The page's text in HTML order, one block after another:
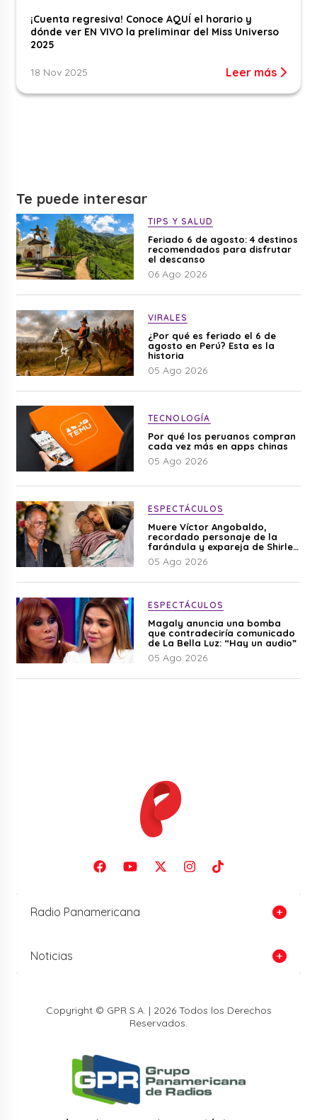
¡Cuenta regresiva! Conoce AQUÍ el horario y
dónde ver EN VIVO la preliminar del Miss Universo
2025
18 Nov 2025 Leer más
Te puede interesar
TIPS Y SALUD
Feriado 6 de agosto: 4 destinos
recomendados para disfrutar
el descanso
06 Ago 2026
VIRALES
¿Por qué es feriado el 6 de
agosto en Perú? Esta es la
historia
05 Ago 2026
TECNOLOGÍA
Por qué los peruanos compran
cada vez más en apps chinas
05 Ago 2026
ESPECTÁCULOS
Muere Víctor Angobaldo,
recordado personaje de la
farándula y expareja de Shirley
Cherres
05 Ago 2026
ESPECTÁCULOS
Magaly anuncia una bomba
que contradeciría comunicado
de La Bella Luz: “Hay un audio”
05 Ago 2026
Radio Panamericana
Noticias
Copyright © GPR S.A. | 2026 Todos los Derechos
Reservados.